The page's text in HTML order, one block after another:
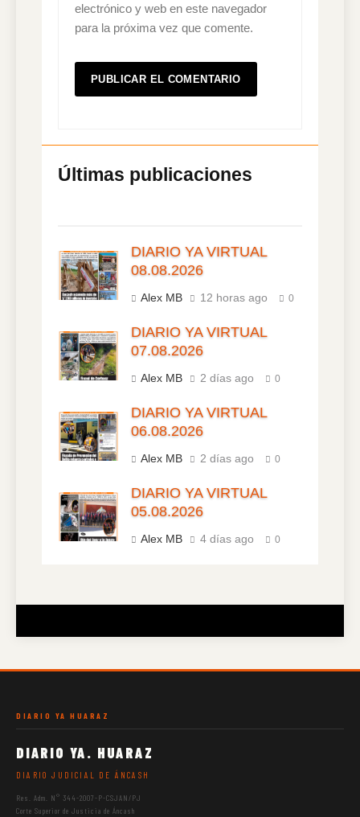
electrónico y web en este navegador
para la próxima vez que comente.
DIARIO YA VIRTUAL
08.08.2026
Alex MB 12 horas ago 0
DIARIO YA VIRTUAL
07.08.2026
Alex MB 2 días ago 0
DIARIO YA VIRTUAL
06.08.2026
Alex MB 2 días ago 0
DIARIO YA VIRTUAL
05.08.2026
Alex MB 4 días ago 0
DIARIO YA HUARAZ
DIARIO YA. HUARAZ
DIARIO JUDICIAL DE ÁNCASH
Res. Adm. N° 344-2007-P-CSJAN/PJ
Corte Superior de Justicia de Áncash